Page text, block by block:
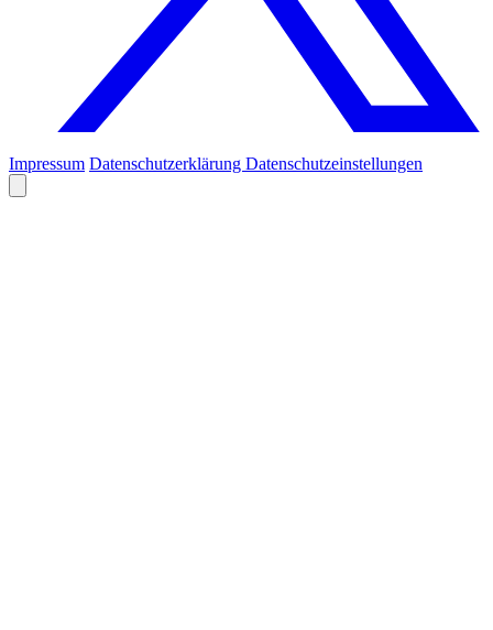
Impressum Datenschutzerklärung Datenschutzeinstellungen